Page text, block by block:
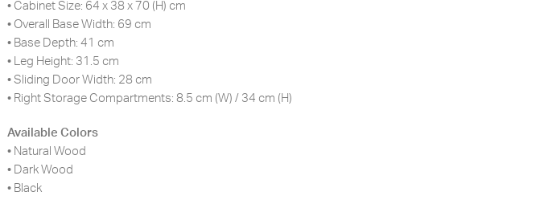
• Cabinet Size: 64 x 38 x 70 (H) cm
• Overall Base Width: 69 cm
• Base Depth: 41 cm
• Leg Height: 31.5 cm
• Sliding Door Width: 28 cm
• Right Storage Compartments: 8.5 cm (W) / 34 cm (H)
Available Colors
• Natural Wood
• Dark Wood
• Black